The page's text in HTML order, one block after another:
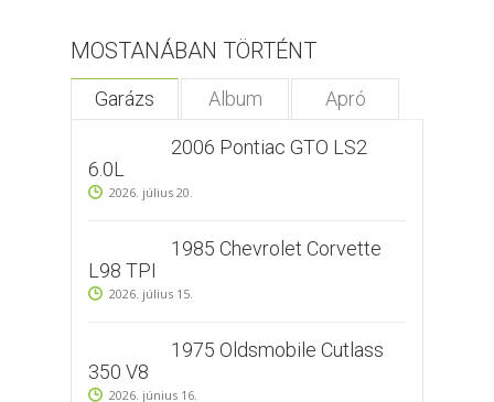
MOSTANÁBAN TÖRTÉNT
Garázs Album Apró
2006 Pontiac GTO LS2
6.0L
2026. július 20.
1985 Chevrolet Corvette
L98 TPI
2026. július 15.
1975 Oldsmobile Cutlass
350 V8
2026. június 16.